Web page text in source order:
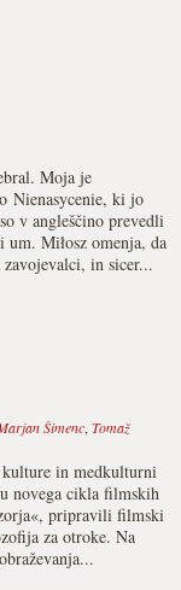
Moja je
Nienasycenie, ki jo
v angleščino prevedli
Miłosz omenja, da
in sicer...
Šimenc, Tomaž
in medkulturni
novega cikla filmskih
pripravili filmski
za otroke. Na